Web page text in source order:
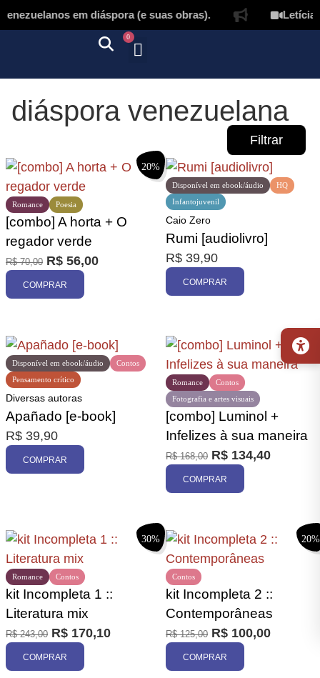
em diáspora (e suas obras). Letícia
0
diáspora venezuelana
Filtrar
Promoção
20%
Poesia
Romance
[combo] A horta + O
regador verde
R$70,00 R$ 56,00
COMPRAR
Disponível em ebook/áudio
HQ
Infantojuvenil
Caio Zero
Rumi [audiolivro]
R$ 39,90
COMPRAR
Contos
Disponível em ebook/áudio
Pensamento crítico
Diversas autoras
Apañado [e-book]
R$ 39,90
COMPRAR
20%
Contos
Fotografia e artes visuais
Romance
[combo] Luminol +
Infelizes à sua maneira
R$168,00 R$ 134,40
COMPRAR
30%
Contos
Romance
kit Incompleta 1 ::
Literatura mix
R$243,00 R$ 170,10
COMPRAR
20%
Contos
kit Incompleta 2 ::
Contemporâneas
R$125,00 R$ 100,00
COMPRAR